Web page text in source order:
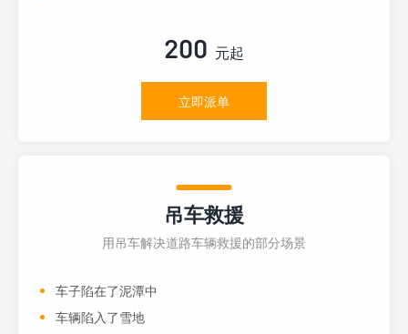
200 元起
立即派单
吊车救援
用吊车解决道路车辆救援的部分场景
车子陷在了泥潭中
车辆陷入了雪地